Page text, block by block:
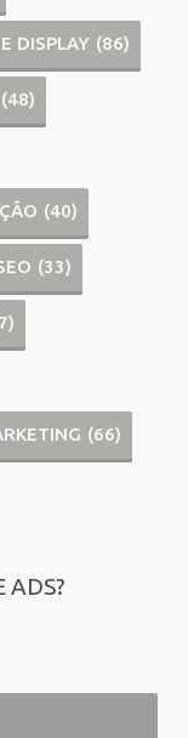
DISPLAY (86)
(48)
(40)
(33)
(66)
ADS?